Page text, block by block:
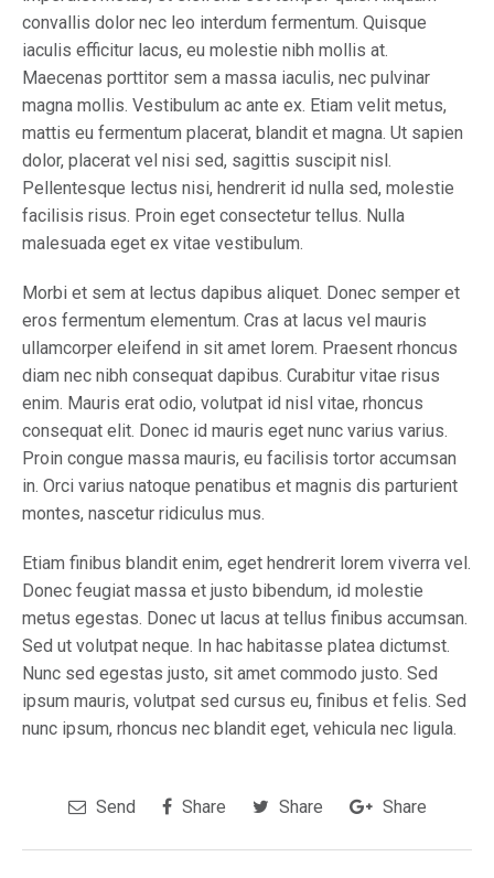
convallis dolor nec leo interdum fermentum. Quisque
iaculis efficitur lacus, eu molestie nibh mollis at.
Maecenas porttitor sem a massa iaculis, nec pulvinar
magna mollis. Vestibulum ac ante ex. Etiam velit metus,
mattis eu fermentum placerat, blandit et magna. Ut sapien
dolor, placerat vel nisi sed, sagittis suscipit nisl.
Pellentesque lectus nisi, hendrerit id nulla sed, molestie
facilisis risus. Proin eget consectetur tellus. Nulla
malesuada eget ex vitae vestibulum.
Morbi et sem at lectus dapibus aliquet. Donec semper et
eros fermentum elementum. Cras at lacus vel mauris
ullamcorper eleifend in sit amet lorem. Praesent rhoncus
diam nec nibh consequat dapibus. Curabitur vitae risus
enim. Mauris erat odio, volutpat id nisl vitae, rhoncus
consequat elit. Donec id mauris eget nunc varius varius.
Proin congue massa mauris, eu facilisis tortor accumsan
in. Orci varius natoque penatibus et magnis dis parturient
montes, nascetur ridiculus mus.
Etiam finibus blandit enim, eget hendrerit lorem viverra vel.
Donec feugiat massa et justo bibendum, id molestie
metus egestas. Donec ut lacus at tellus finibus accumsan.
Sed ut volutpat neque. In hac habitasse platea dictumst.
Nunc sed egestas justo, sit amet commodo justo. Sed
ipsum mauris, volutpat sed cursus eu, finibus et felis. Sed
nunc ipsum, rhoncus nec blandit eget, vehicula nec ligula.
Send Share Share Share